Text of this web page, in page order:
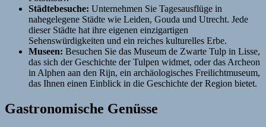
Städtebesuche: Unternehmen Sie Tagesausflüge in
nahegelegene Städte wie Leiden, Gouda und Utrecht. Jede
dieser Städte hat ihre eigenen einzigartigen
Sehenswürdigkeiten und ein reiches kulturelles Erbe.
Museen: Besuchen Sie das Museum de Zwarte Tulp in Lisse,
das sich der Geschichte der Tulpen widmet, oder das Archeon
in Alphen aan den Rijn, ein archäologisches Freilichtmuseum,
das Ihnen einen Einblick in die Geschichte der Region bietet.
Gastronomische Genüsse